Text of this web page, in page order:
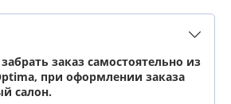
заказ самостоятельно из
при оформлении заказа
салон.